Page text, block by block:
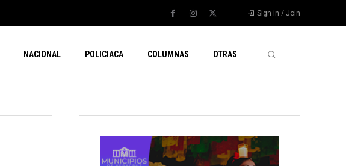
Sign in / Join
NACIONAL POLICIACA COLUMNAS OTRAS